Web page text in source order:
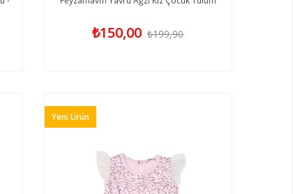
₺150,00 ₺199,90
Yeni Ürün